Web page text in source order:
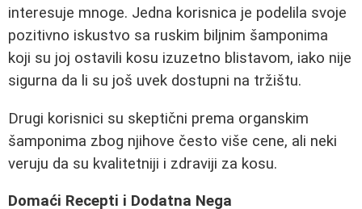
interesuje mnoge. Jedna korisnica je podelila svoje
pozitivno iskustvo sa ruskim biljnim šamponima
koji su joj ostavili kosu izuzetno blistavom, iako nije
sigurna da li su još uvek dostupni na tržištu.
Drugi korisnici su skeptični prema organskim
šamponima zbog njihove često više cene, ali neki
veruju da su kvalitetniji i zdraviji za kosu.
Domaći Recepti i Dodatna Nega